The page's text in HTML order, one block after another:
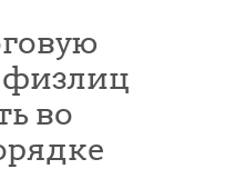
физлиц
во